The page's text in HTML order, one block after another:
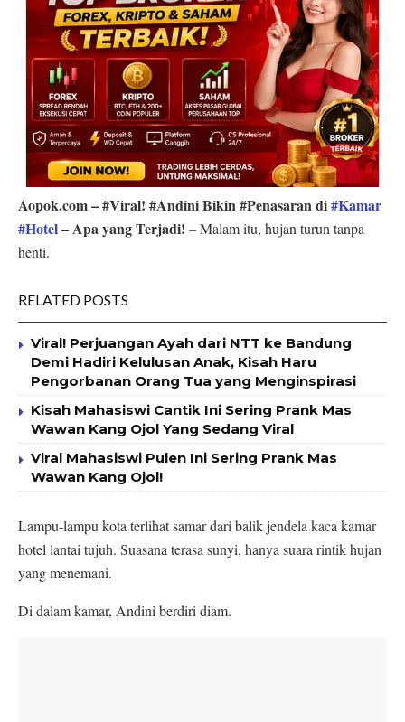
Aopok.com – #Viral! #Andini Bikin #Penasaran di#Kamar
#Hotel– Apa yang Terjadi! – Malam itu, hujan turun tanpa
henti.
RELATED POSTS
Viral! Perjuangan Ayah dari NTT ke Bandung
Demi Hadiri Kelulusan Anak, Kisah Haru
Pengorbanan Orang Tua yang Menginspirasi
Kisah Mahasiswi Cantik Ini Sering Prank Mas
Wawan Kang Ojol Yang Sedang Viral
Viral Mahasiswi Pulen Ini Sering Prank Mas
Wawan Kang Ojol!
Lampu-lampu kota terlihat samar dari balik jendela kaca kamar
hotel lantai tujuh. Suasana terasa sunyi, hanya suara rintik hujan
yang menemani.
Di dalam kamar, Andini berdiri diam.